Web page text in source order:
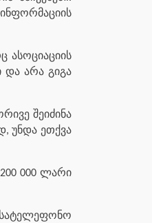
ასოციაციის
და არა გიგა
შეიძინა
უნდა ეთქვა
000 ლარი